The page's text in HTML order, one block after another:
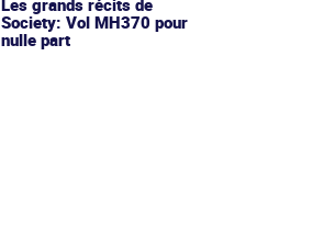
Society: Vol MH370 pour
nulle part